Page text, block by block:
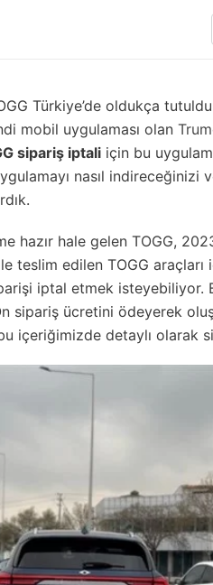
Türkiye’de oldukça
mobil uygulaması olan
sipariş iptali için bu
nasıl indireceğinizi
hazır hale gelen TOGG,
teslim edilen TOGG
iptal etmek isteyebiliyor.
sipariş ücretini ödeyerek
içeriğimizde detaylı olarak